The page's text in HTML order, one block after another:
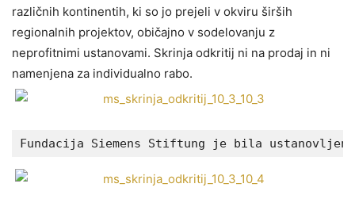
različnih kontinentih, ki so jo prejeli v okviru širših
regionalnih projektov, običajno v sodelovanju z
neprofitnimi ustanovami. Skrinja odkritij ni na prodaj in ni
namenjena za individualno rabo.
Fundacija Siemens Stiftung je bila